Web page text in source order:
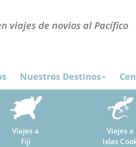
viajes de novios al Pacífico
Nuestros Destinos
Viajes a
Fiji
Viajes a
Islas